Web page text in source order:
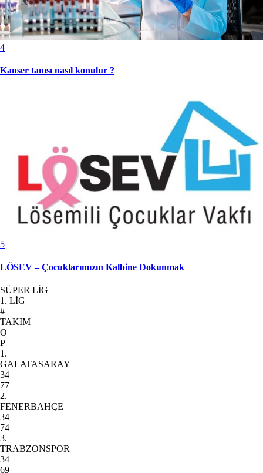
4
Kanser tanısı nasıl konulur ?
5
LÖSEV – Çocuklarımızın Kalbine Dokunmak
SÜPER LİG
1. LİG
#
TAKIM
O
P
1.
GALATASARAY
34
77
2.
FENERBAHÇE
34
74
3.
TRABZONSPOR
34
69